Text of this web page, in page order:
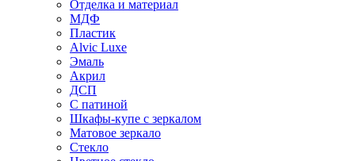
Отделка и материал
МДФ
Пластик
Alvic Luxe
Эмаль
Акрил
ДСП
С патиной
Шкафы-купе с зеркалом
Матовое зеркало
Стекло